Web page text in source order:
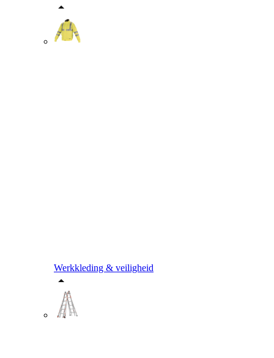
Werkkleding & veiligheid